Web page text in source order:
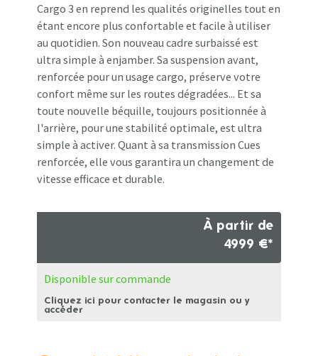
Cargo 3 en reprend les qualités originelles tout en
étant encore plus confortable et facile à utiliser
au quotidien. Son nouveau cadre surbaissé est
ultra simple à enjamber. Sa suspension avant,
renforcée pour un usage cargo, préserve votre
confort même sur les routes dégradées... Et sa
toute nouvelle béquille, toujours positionnée à
l'arrière, pour une stabilité optimale, est ultra
simple à activer. Quant à sa transmission Cues
renforcée, elle vous garantira un changement de
vitesse efficace et durable.
À partir de
4999 €*
Disponible sur commande
Cliquez ici pour contacter le magasin ou y
accéder